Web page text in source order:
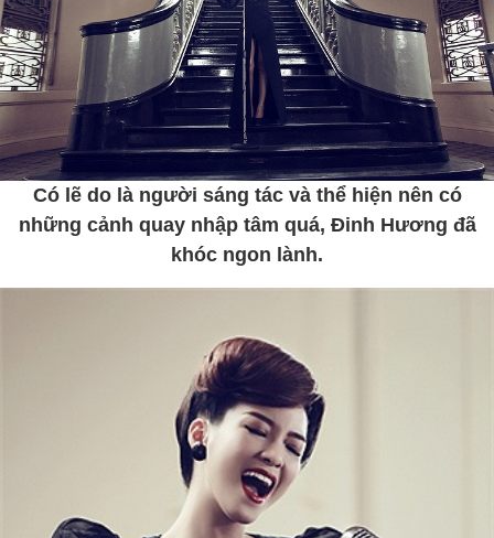
Có lẽ do là người sáng tác và thể hiện nên có
những cảnh quay nhập tâm quá, Đinh Hương đã
khóc ngon lành.